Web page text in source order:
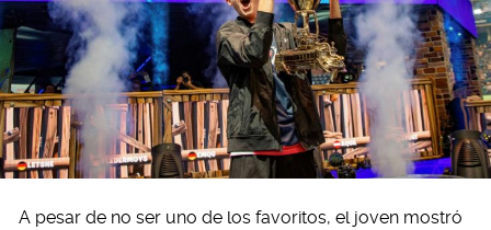
A pesar de no ser uno de los favoritos, el joven mostró